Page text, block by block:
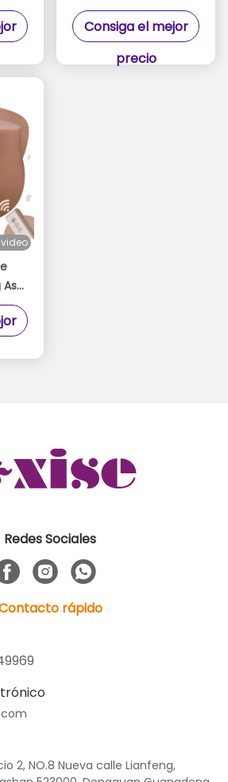
1
trasero vibrante de 24
libras masturbador de
automático
Consiga el mejor
precio
video
Redes Sociales
rápido
2, NO.8 Nueva calle Lianfeng,